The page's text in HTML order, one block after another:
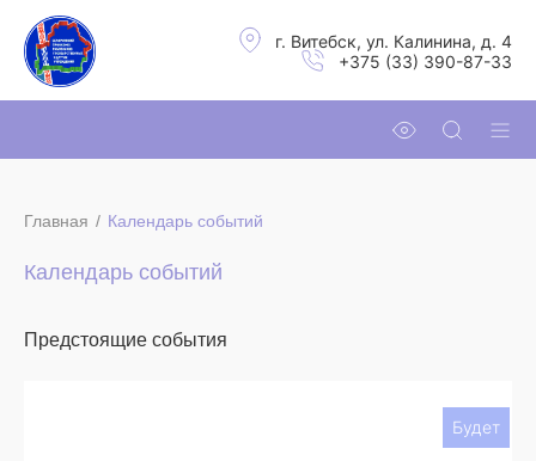
г. Витебск, ул. Калинина, д. 4
+375 (33) 390-87-33
Главная / Календарь событий
Календарь событий
Предстоящие события
Будет